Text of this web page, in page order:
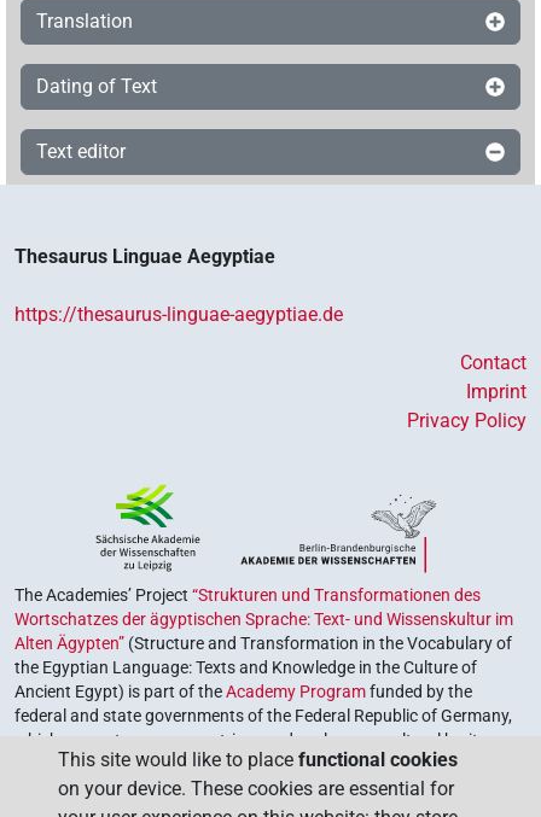
Translation
Dating of Text
Text editor
Thesaurus Linguae Aegyptiae
https://thesaurus-linguae-aegyptiae.de
Contact
Imprint
Privacy Policy
The Academies’ Project “Strukturen und Transformationen des
Wortschatzes der ägyptischen Sprache: Text- und Wissenskultur im
Alten Ägypten” (Structure and Transformation in the Vocabulary of
the Egyptian Language: Texts and Knowledge in the Culture of
Ancient Egypt) is part of theAcademy Programfunded by the
federal and state governments of the Federal Republic of Germany,
which serves to preserve, retrieve and explore our cultural heritage.
The program is coordinated by theUnion of the German Academies
of Sciences and Humanities.
This site would like to place functional cookies
on your device. These cookies are essential for